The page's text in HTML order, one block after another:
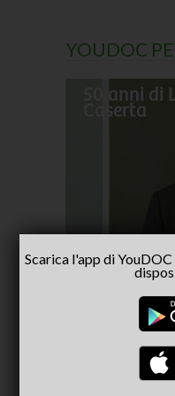
YOUDOC
50 anni di
Caserta
Scarica l'app di